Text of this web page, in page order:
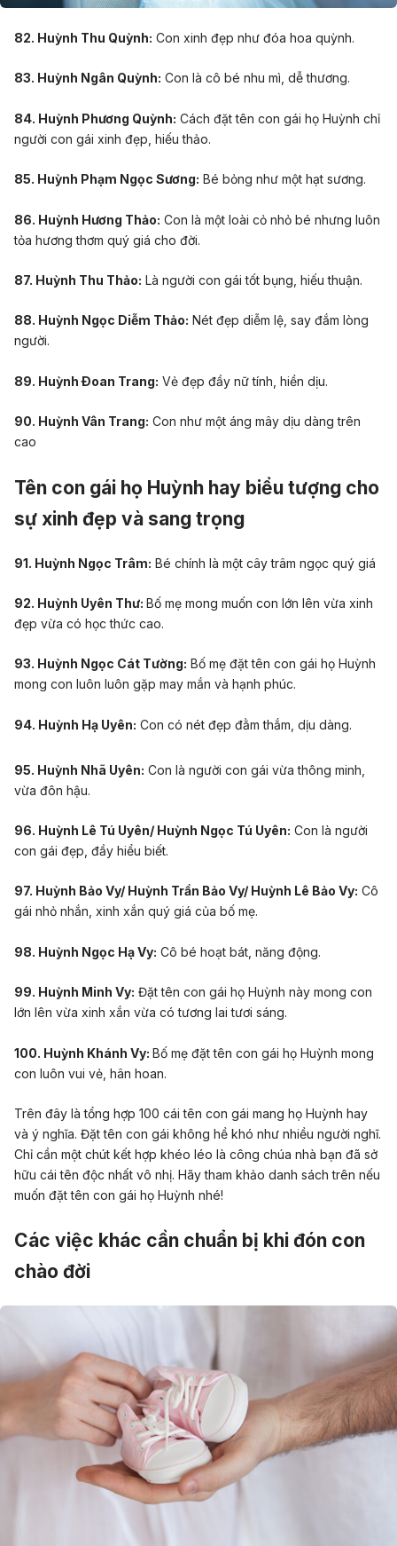
82. Huỳnh Thu Quỳnh: Con xinh đẹp như đóa hoa quỳnh.
83. Huỳnh Ngân Quỳnh: Con là cô bé nhu mì, dễ thương.
84. Huỳnh Phương Quỳnh: Cách đặt tên con gái họ Huỳnh chỉ
người con gái xinh đẹp, hiếu thảo.
85. Huỳnh Phạm Ngọc Sương: Bé bỏng như một hạt sương.
86. Huỳnh Hương Thảo: Con là một loài cỏ nhỏ bé nhưng luôn
tỏa hương thơm quý giá cho đời.
87. Huỳnh Thu Thảo: Là người con gái tốt bụng, hiếu thuận.
88. Huỳnh Ngọc Diễm Thảo: Nét đẹp diễm lệ, say đắm lòng
người.
89. Huỳnh Ðoan Trang: Vẻ đẹp đầy nữ tính, hiền dịu.
90. Huỳnh Vân Trang: Con như một áng mây dịu dàng trên
cao
Tên con gái họ Huỳnh hay biểu tượng cho
sự xinh đẹp và sang trọng
91. Huỳnh Ngọc Trâm: Bé chính là một cây trâm ngọc quý giá
92. Huỳnh Uyên Thư: Bố mẹ mong muốn con lớn lên vừa xinh
đẹp vừa có học thức cao.
93. Huỳnh Ngọc Cát Tường: Bố mẹ đặt tên con gái họ Huỳnh
mong con luôn luôn gặp may mắn và hạnh phúc.
94. Huỳnh Hạ Uyên: Con có nét đẹp đằm thắm, dịu dàng.
95. Huỳnh Nhã Uyên: Con là người con gái vừa thông minh,
vừa đôn hậu.
96. Huỳnh Lê Tú Uyên/ Huỳnh Ngọc Tú Uyên: Con là người
con gái đẹp, đầy hiểu biết.
97. Huỳnh Bảo Vy/ Huỳnh Trần Bảo Vy/ Huỳnh Lê Bảo Vy: Cô
gái nhỏ nhắn, xinh xắn quý giá của bố mẹ.
98. Huỳnh Ngọc Hạ Vy: Cô bé hoạt bát, năng động.
99. Huỳnh Minh Vy: Đặt tên con gái họ Huỳnh này mong con
lớn lên vừa xinh xắn vừa có tương lai tươi sáng.
100. Huỳnh Khánh Vy: Bố mẹ đặt tên con gái họ Huỳnh mong
con luôn vui vẻ, hân hoan.
Trên đây là tổng hợp 100 cái tên con gái mang họ Huỳnh hay
và ý nghĩa. Đặt tên con gái không hề khó như nhiều người nghĩ.
Chỉ cần một chút kết hợp khéo léo là công chúa nhà bạn đã sở
hữu cái tên độc nhất vô nhị. Hãy tham khảo danh sách trên nếu
muốn đặt tên con gái họ Huỳnh nhé!
Các việc khác cần chuẩn bị khi đón con
chào đời